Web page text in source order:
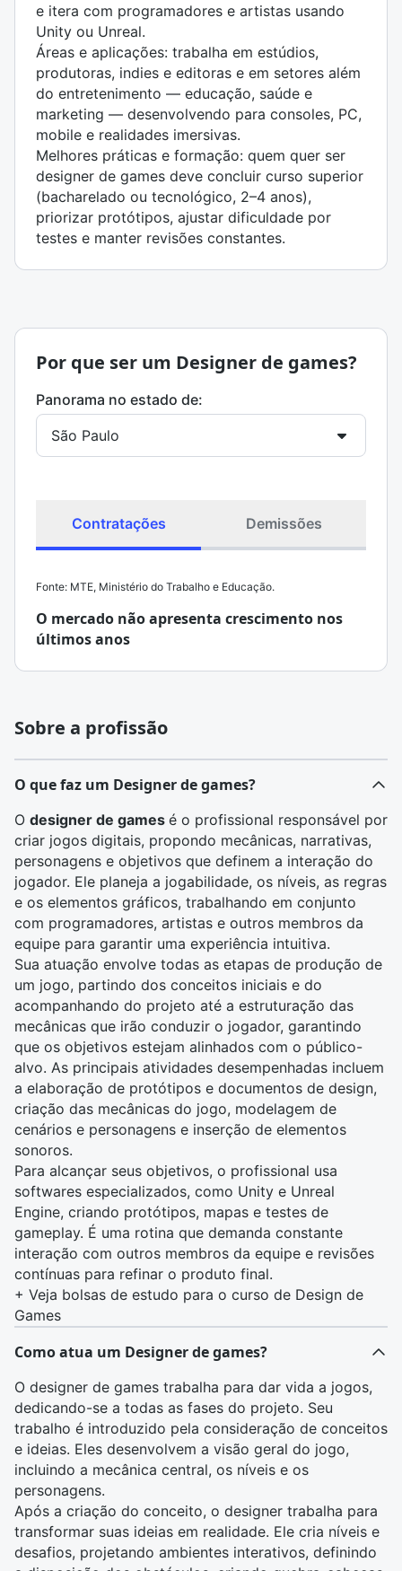
e itera com programadores e artistas usando
Unity ou Unreal.
Áreas e aplicações: trabalha em estúdios,
produtoras, indies e editoras e em setores além
do entretenimento — educação, saúde e
marketing — desenvolvendo para consoles, PC,
mobile e realidades imersivas.
Melhores práticas e formação: quem quer ser
designer de games deve concluir curso superior
(bacharelado ou tecnológico, 2–4 anos),
priorizar protótipos, ajustar dificuldade por
testes e manter revisões constantes.
Por que ser um Designer de games?
Panorama no estado de:
Contratações Demissões
Fonte: MTE, Ministério do Trabalho e Educação.
O mercado não apresenta crescimento nos
últimos anos
Sobre a profissão
O que faz um Designer de games?
O designer de games é o profissional responsável por
criar jogos digitais, propondo mecânicas, narrativas,
personagens e objetivos que definem a interação do
jogador. Ele planeja a jogabilidade, os níveis, as regras
e os elementos gráficos, trabalhando em conjunto
com programadores, artistas e outros membros da
equipe para garantir uma experiência intuitiva.
Sua atuação envolve todas as etapas de produção de
um jogo, partindo dos conceitos iniciais e do
acompanhando do projeto até a estruturação das
mecânicas que irão conduzir o jogador, garantindo
que os objetivos estejam alinhados com o público-
alvo. As principais atividades desempenhadas incluem
a elaboração de protótipos e documentos de design,
criação das mecânicas do jogo, modelagem de
cenários e personagens e inserção de elementos
sonoros.
Para alcançar seus objetivos, o profissional usa
softwares especializados, como Unity e Unreal
Engine, criando protótipos, mapas e testes de
gameplay. É uma rotina que demanda constante
interação com outros membros da equipe e revisões
contínuas para refinar o produto final.
+ Veja bolsas de estudo para o curso de Design de
Games
Como atua um Designer de games?
O designer de games trabalha para dar vida a jogos,
dedicando-se a todas as fases do projeto. Seu
trabalho é introduzido pela consideração de conceitos
e ideias. Eles desenvolvem a visão geral do jogo,
incluindo a mecânica central, os níveis e os
personagens.
Após a criação do conceito, o designer trabalha para
transformar suas ideias em realidade. Ele cria níveis e
desafios, projetando ambientes interativos, definindo